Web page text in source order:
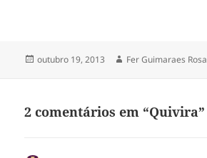
Publicado
outubro 19, 2013 Autor
Fer Guimaraes Rosa
2 comentários em “Quivira”